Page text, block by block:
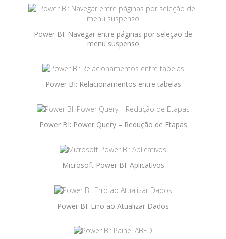
Power BI: Navegar entre páginas por seleção de
menu suspenso
Power BI: Relacionamentos entre tabelas
Power BI: Power Query – Redução de Etapas
Microsoft Power BI: Aplicativos
Power BI: Erro ao Atualizar Dados